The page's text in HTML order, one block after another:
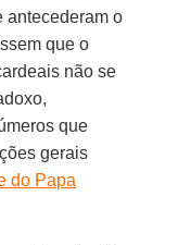
antecederam o
que o
não se
que
gerais
do Papa